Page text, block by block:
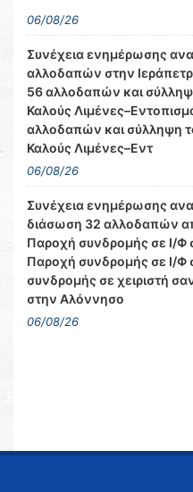
06/08/26
Συνέχεια ενημέρωσης
αλλοδαπών στην
56 αλλοδαπών και
Καλούς
αλλοδαπών και σύλληψη
Καλούς Λιμένες–Εντ
06/08/26
Συνέχεια ενημέρωσης
διάσωση 32 αλλοδαπών
Παροχή συνδρομής σε Ι/Φ
Παροχή συνδρομής σε Ι/Φ
συνδρομής σε χειριστή
στην Αλόννησο
06/08/26